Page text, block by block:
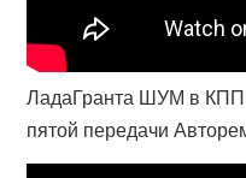
ЛадаГранта ШУМ в КПП
пятой передачи